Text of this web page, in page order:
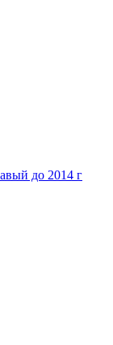
до 2014 г